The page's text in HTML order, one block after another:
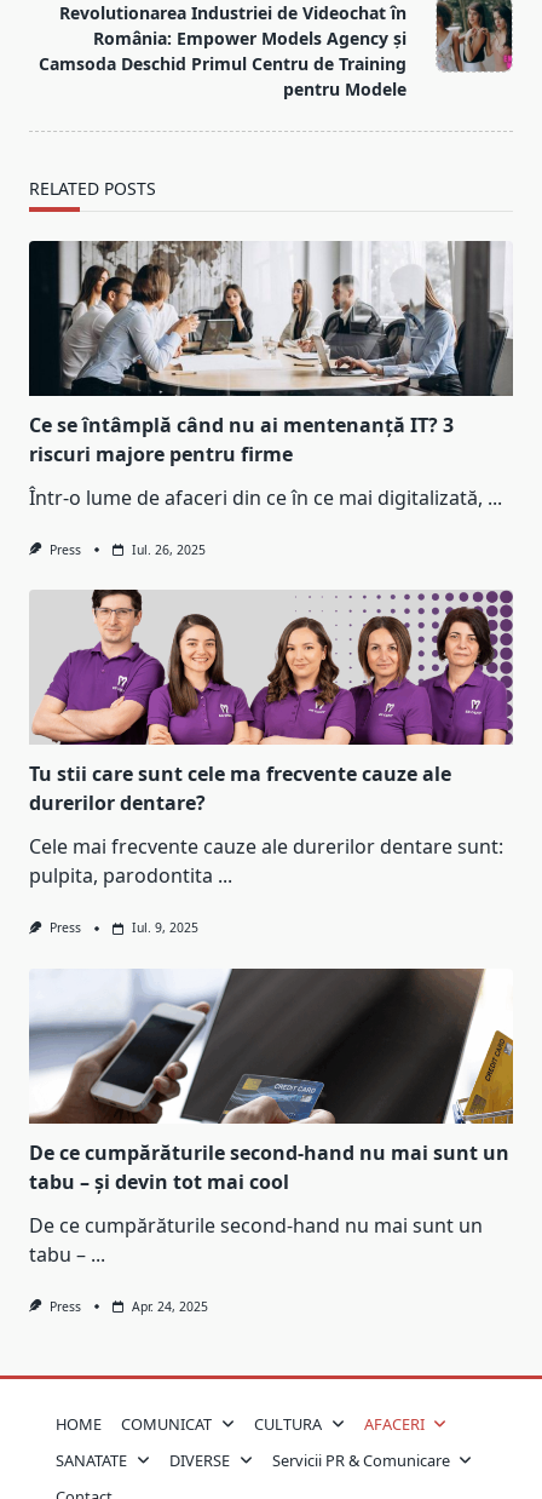
reader-
text">Page</span>
Revolutionarea Industriei de Videochat în
România: Empower Models Agency și
Camsoda Deschid Primul Centru de Training
pentru Modele
RELATED POSTS
Ce se întâmplă când nu ai mentenanță IT? 3
riscuri majore pentru firme
Într-o lume de afaceri din ce în ce mai digitalizată, ...
Press Iul. 26, 2025
Tu stii care sunt cele ma frecvente cauze ale
durerilor dentare?
Cele mai frecvente cauze ale durerilor dentare sunt:
pulpita, parodontita ...
Press Iul. 9, 2025
De ce cumpărăturile second-hand nu mai sunt un
tabu – și devin tot mai cool
De ce cumpărăturile second-hand nu mai sunt un
tabu – ...
Press Apr. 24, 2025
HOME COMUNICAT CULTURA
AFACERI
SANATATE
DIVERSE
Servicii PR & Comunicare